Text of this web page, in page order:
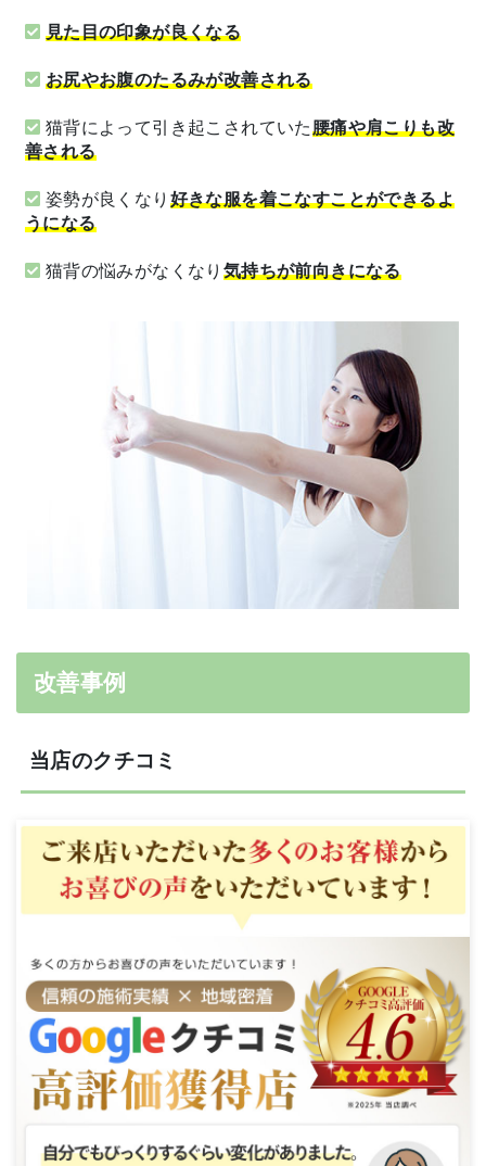
見た目の印象が良くなる
お尻やお腹のたるみが改善される
猫背によって引き起こされていた腰痛や肩こりも改
善される
姿勢が良くなり 好きな服を着こなすことができるよ
うになる
猫背の悩みがなくなり 気持ちが前向きになる
改善事例
当店のクチコミ